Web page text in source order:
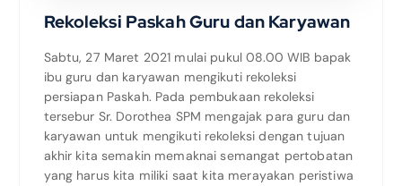
Rekoleksi Paskah Guru dan Karyawan
Sabtu, 27 Maret 2021 mulai pukul 08.00 WIB bapak
ibu guru dan karyawan mengikuti rekoleksi
persiapan Paskah. Pada pembukaan rekoleksi
tersebur Sr. Dorothea SPM mengajak para guru dan
karyawan untuk mengikuti rekoleksi dengan tujuan
akhir kita semakin memaknai semangat pertobatan
yang harus kita miliki saat kita merayakan peristiwa